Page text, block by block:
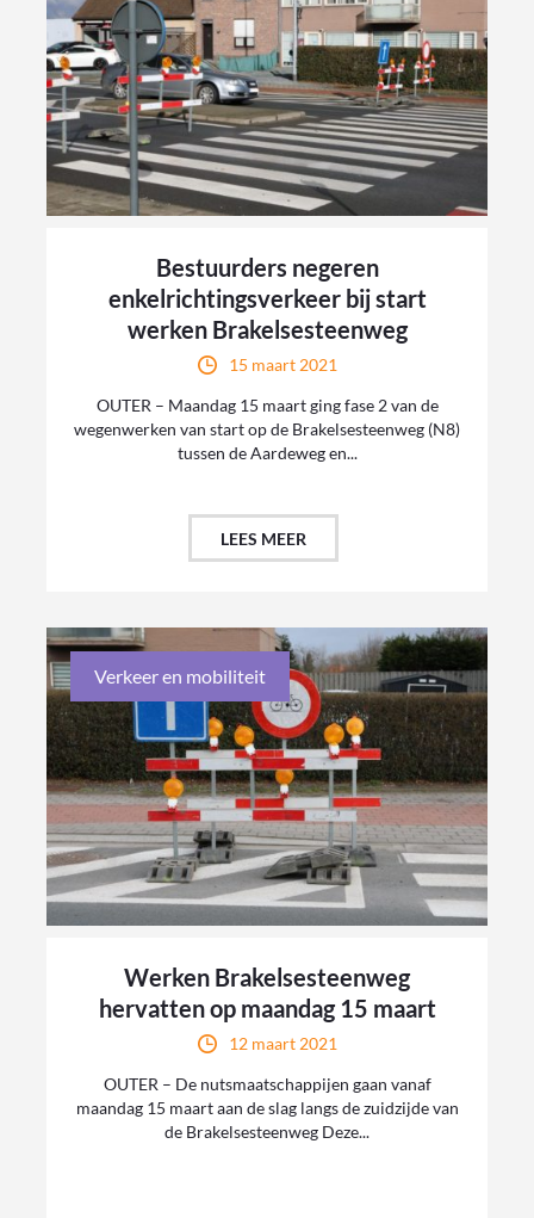
Bestuurders negeren
enkelrichtingsverkeer bij start
werken Brakelsesteenweg
15 maart 2021
OUTER – Maandag 15 maart ging fase 2 van de
wegenwerken van start op de Brakelsesteenweg (N8)
tussen de Aardeweg en...
LEES MEER
Verkeer en mobiliteit
Werken Brakelsesteenweg
hervatten op maandag 15 maart
12 maart 2021
OUTER – De nutsmaatschappijen gaan vanaf
maandag 15 maart aan de slag langs de zuidzijde van
de Brakelsesteenweg Deze...